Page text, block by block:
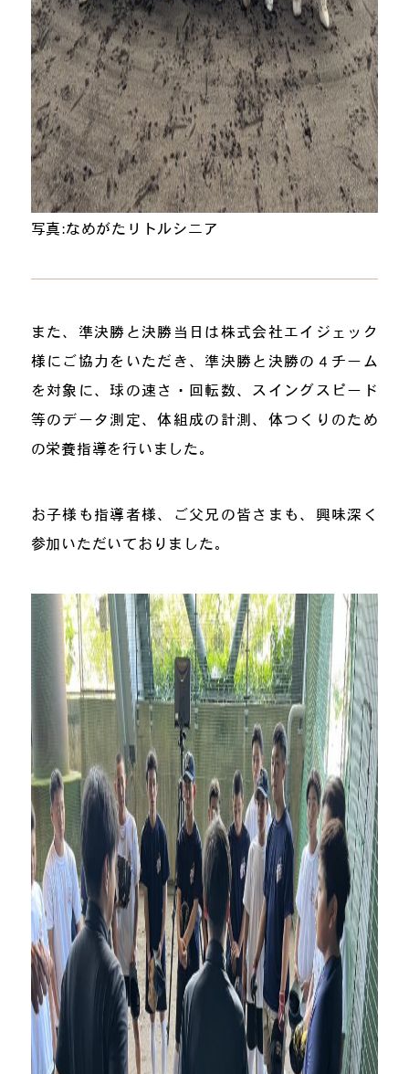
写真:なめがたリトルシニア
また、準決勝と決勝当日は株式会社エイジェック
様にご協力をいただき、準決勝と決勝の４チーム
を対象に、球の速さ・回転数、スイングスピード
等のデータ測定、体組成の計測、体つくりのため
の栄養指導を行いました。
お子様も指導者様、ご父兄の皆さまも、興味深く
参加いただいておりました。